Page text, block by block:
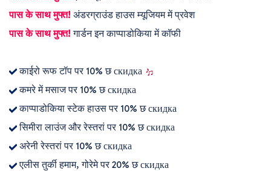
पास के साथ मुफ्त! अंडरग्राउंड हाउस म्यूजियम में प्रवेश
पास के साथ मुफ्त! गार्डन इन काप्पाडोकिया में कॉफी
काईरो रूफ टॉप पर 10% छ скидка
कमरे में मसाज पर 10% छ скидка
काप्पाडोकिया स्टेक हाउस पर 10% छ скидка
सिमीरा लाउंज और रेस्तरां पर 10% छ скидка
अरेनी रेस्तरां पर 10% छ скидка
एलीस तुर्की हमाम, गोरेमे पर 20% छ скидка